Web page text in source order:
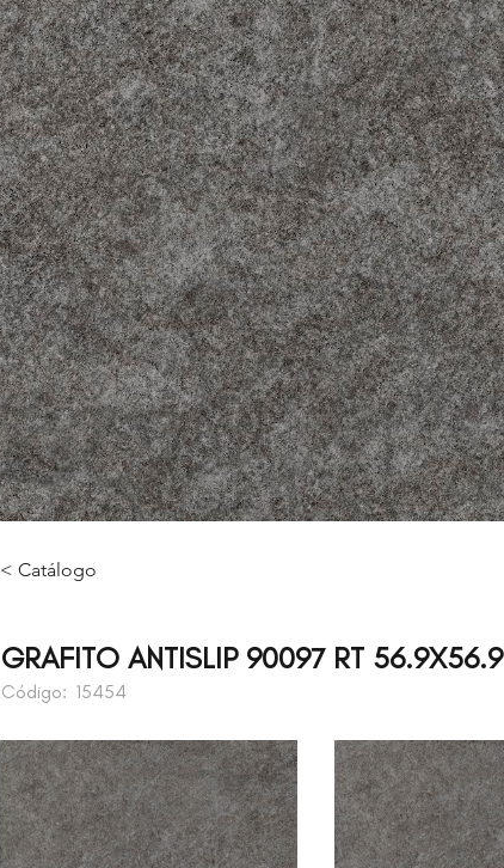
< Catálogo
GRAFITO ANTISLIP 90097 RT 56.9X56.9
15454
Código: